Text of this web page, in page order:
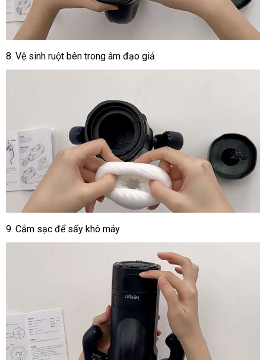
8. Vệ sinh ruột bên trong âm đạo giả
9. Cắm sạc để sấy khô máy